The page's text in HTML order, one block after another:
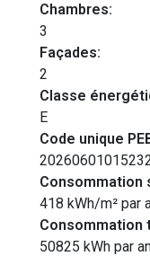
Chambres:
3
Façades:
2
Classe
E
Code unique
Consommation
418 kWh/m² par
Consommation
50825 kWh par